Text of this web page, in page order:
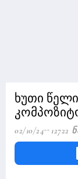
ხუთი
02/10/24 12722